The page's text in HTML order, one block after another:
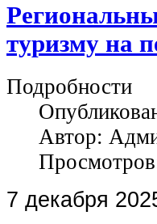
туризму на
Подробности
Автор:
7 декабря